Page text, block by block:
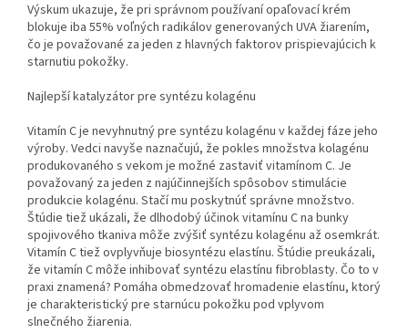
Výskum ukazuje, že pri správnom používaní opaľovací krém
blokuje iba 55% voľných radikálov generovaných UVA žiarením,
čo je považované za jeden z hlavných faktorov prispievajúcich k
starnutiu pokožky.
Najlepší katalyzátor pre syntézu kolagénu
Vitamín C je nevyhnutný pre syntézu kolagénu v každej fáze jeho
výroby. Vedci navyše naznačujú, že pokles množstva kolagénu
produkovaného s vekom je možné zastaviť vitamínom C. Je
považovaný za jeden z najúčinnejších spôsobov stimulácie
produkcie kolagénu. Stačí mu poskytnúť správne množstvo.
Štúdie tiež ukázali, že dlhodobý účinok vitamínu C na bunky
spojivového tkaniva môže zvýšiť syntézu kolagénu až osemkrát.
Vitamín C tiež ovplyvňuje biosyntézu elastínu. Štúdie preukázali,
že vitamín C môže inhibovať syntézu elastínu fibroblasty. Čo to v
praxi znamená? Pomáha obmedzovať hromadenie elastínu, ktorý
je charakteristický pre starnúcu pokožku pod vplyvom
slnečného žiarenia.